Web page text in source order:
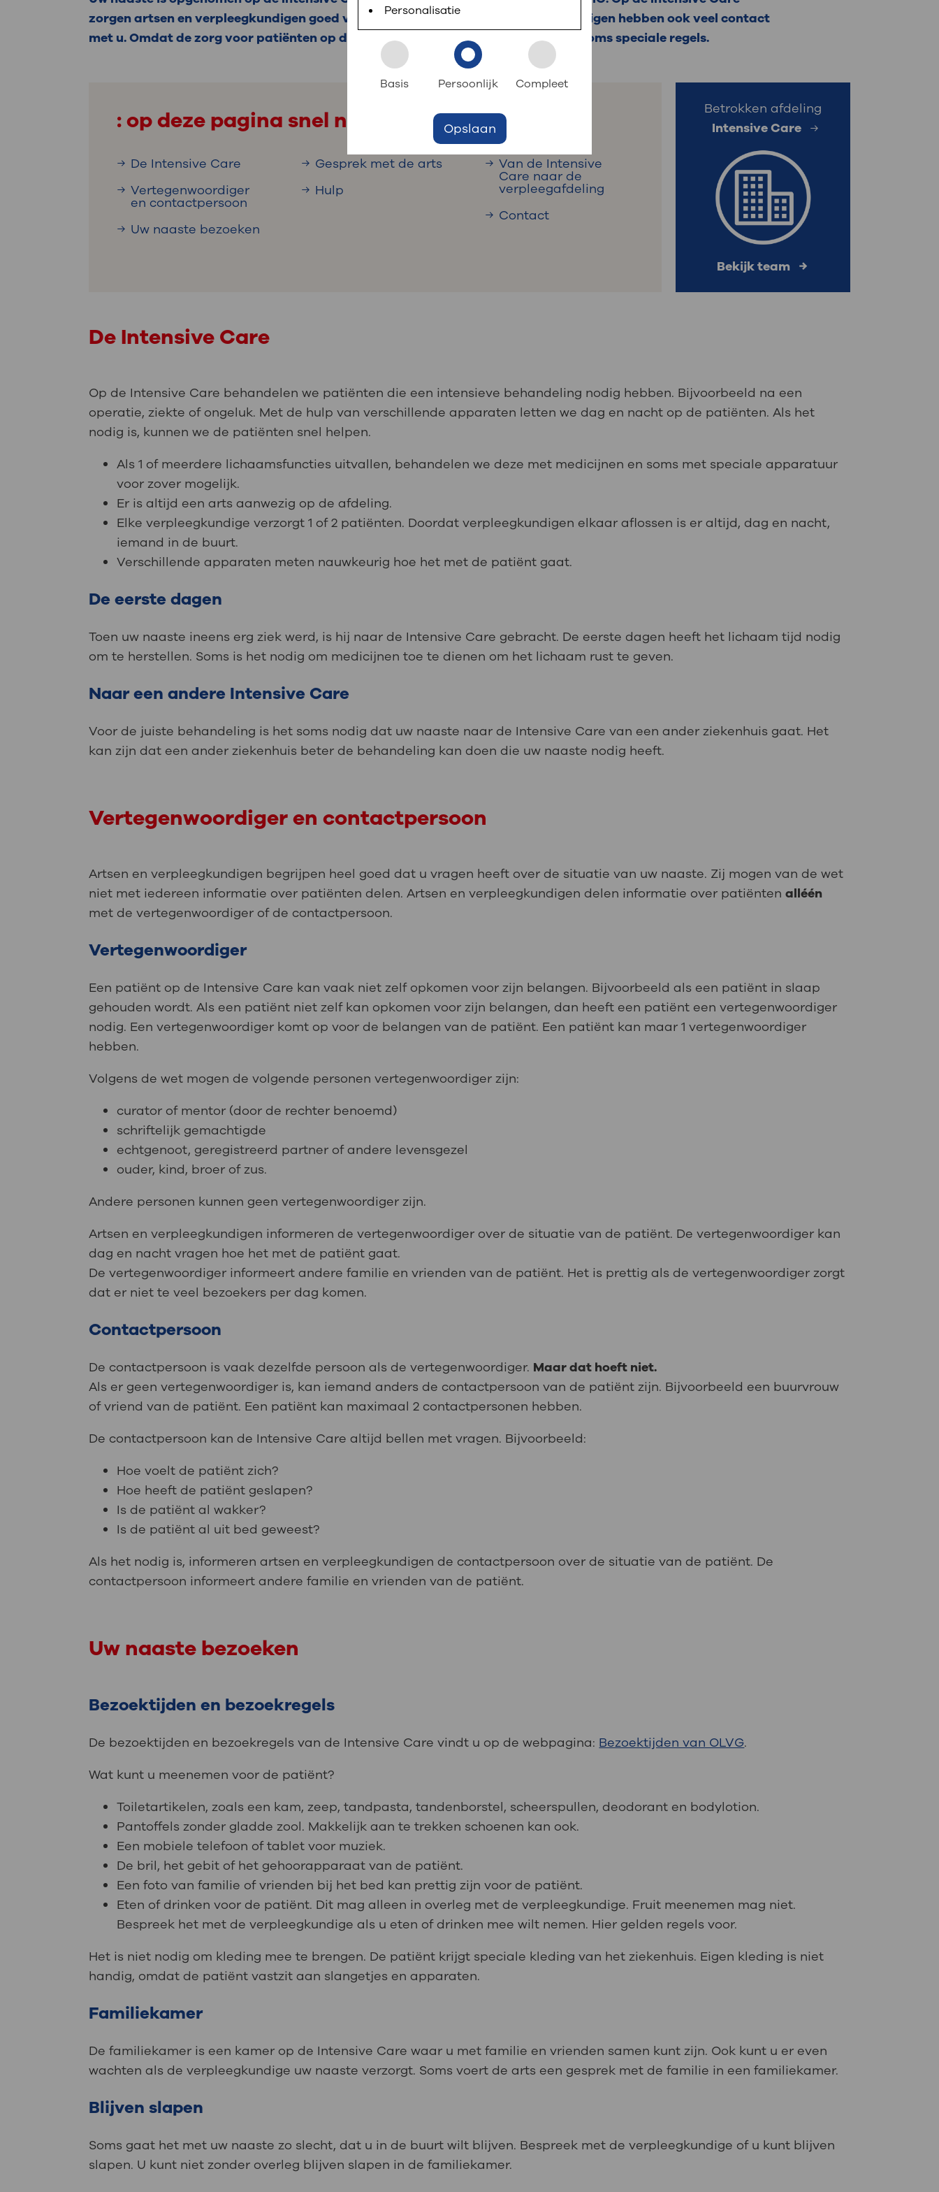
Uw bezoek aan OLVG
Uw verblijf in OLVG
Werken bij OLVG
: naar uw dossier
steeds verder uit, zodat u zelf meer digitaal kunt regelen. Met MijnOLVG kunnen
we u sneller helpen.
zorgen artsen en verpleegkundigen goed voor uw naaste. Artsen en verpleegkundigen hebben ook veel contact
met u. Omdat de zorg voor patiënten op de Intensive Care intensief is, gelden er soms speciale regels.
: op deze pagina snel naar
De Intensive Care
Vertegenwoordiger
en contactpersoon
Uw naaste bezoeken
Gesprek met de arts
Hulp
Van de Intensive
Care naar de
verpleegafdeling
Contact
Betrokken afdeling
Intensive Care
Bekijk team
De Intensive Care
Op de Intensive Care behandelen we patiënten die een intensieve behandeling nodig hebben. Bijvoorbeeld na een
operatie, ziekte of ongeluk. Met de hulp van verschillende apparaten letten we dag en nacht op de patiënten. Als het
nodig is, kunnen we de patiënten snel helpen.
Als 1 of meerdere lichaamsfuncties uitvallen, behandelen we deze met medicijnen en soms met speciale apparatuur
voor zover mogelijk.
Er is altijd een arts aanwezig op de afdeling.
Elke verpleegkundige verzorgt 1 of 2 patiënten. Doordat verpleegkundigen elkaar aflossen is er altijd, dag en nacht,
iemand in de buurt.
Verschillende apparaten meten nauwkeurig hoe het met de patiënt gaat.
De eerste dagen
Toen uw naaste ineens erg ziek werd, is hij naar de Intensive Care gebracht. De eerste dagen heeft het lichaam tijd nodig
om te herstellen. Soms is het nodig om medicijnen toe te dienen om het lichaam rust te geven.
Naar een andere Intensive Care
Voor de juiste behandeling is het soms nodig dat uw naaste naar de Intensive Care van een ander ziekenhuis gaat. Het
kan zijn dat een ander ziekenhuis beter de behandeling kan doen die uw naaste nodig heeft.
Vertegenwoordiger en contactpersoon
Artsen en verpleegkundigen begrijpen heel goed dat u vragen heeft over de situatie van uw naaste. Zij mogen van de wet
niet met iedereen informatie over patiënten delen. Artsen en verpleegkundigen delen informatie over patiëntenalléén
met de vertegenwoordiger of de contactpersoon.
Vertegenwoordiger
Een patiënt op de Intensive Care kan vaak niet zelf opkomen voor zijn belangen. Bijvoorbeeld als een patiënt in slaap
gehouden wordt. Als een patiënt niet zelf kan opkomen voor zijn belangen, dan heeft een patiënt een vertegenwoordiger
nodig. Een vertegenwoordiger komt op voor de belangen van de patiënt. Een patiënt kan maar 1 vertegenwoordiger
hebben.
Volgens de wet mogen de volgende personen vertegenwoordiger zijn:
curator of mentor (door de rechter benoemd)
schriftelijk gemachtigde
echtgenoot, geregistreerd partner of andere levensgezel
ouder, kind, broer of zus.
Andere personen kunnen geen vertegenwoordiger zijn.
Artsen en verpleegkundigen informeren de vertegenwoordiger over de situatie van de patiënt. De vertegenwoordiger kan
dag en nacht vragen hoe het met de patiënt gaat.
De vertegenwoordiger informeert andere familie en vrienden van de patiënt. Het is prettig als de vertegenwoordiger zorgt
dat er niet te veel bezoekers per dag komen.
Contactpersoon
De contactpersoon is vaak dezelfde persoon als de vertegenwoordiger. Maar dat hoeft niet.
Als er geen vertegenwoordiger is, kan iemand anders de contactpersoon van de patiënt zijn. Bijvoorbeeld een buurvrouw
of vriend van de patiënt. Een patiënt kan maximaal 2 contactpersonen hebben.
De contactpersoon kan de Intensive Care altijd bellen met vragen. Bijvoorbeeld:
Hoe voelt de patiënt zich?
Hoe heeft de patiënt geslapen?
Is de patiënt al wakker?
Is de patiënt al uit bed geweest?
Als het nodig is, informeren artsen en verpleegkundigen de contactpersoon over de situatie van de patiënt. De
contactpersoon informeert andere familie en vrienden van de patiënt.
Uw naaste bezoeken
Bezoektijden en bezoekregels
De bezoektijden en bezoekregels van de Intensive Care vindt u op de webpagina: Bezoektijden van OLVG.
Wat kunt u meenemen voor de patiënt?
Toiletartikelen, zoals een kam, zeep, tandpasta, tandenborstel, scheerspullen, deodorant en bodylotion.
Pantoffels zonder gladde zool. Makkelijk aan te trekken schoenen kan ook.
Een mobiele telefoon of tablet voor muziek.
De bril, het gebit of het gehoorapparaat van de patiënt.
Een foto van familie of vrienden bij het bed kan prettig zijn voor de patiënt.
Eten of drinken voor de patiënt. Dit mag alleen in overleg met de verpleegkundige. Fruit meenemen mag niet.
Bespreek het met de verpleegkundige als u eten of drinken mee wilt nemen. Hier gelden regels voor.
Het is niet nodig om kleding mee te brengen. De patiënt krijgt speciale kleding van het ziekenhuis. Eigen kleding is niet
handig, omdat de patiënt vastzit aan slangetjes en apparaten.
Familiekamer
De familiekamer is een kamer op de Intensive Care waar u met familie en vrienden samen kunt zijn. Ook kunt u er even
wachten als de verpleegkundige uw naaste verzorgt. Soms voert de arts een gesprek met de familie in een familiekamer.
Blijven slapen
Soms gaat het met uw naaste zo slecht, dat u in de buurt wilt blijven. Bespreek met de verpleegkundige of u kunt blijven
slapen. U kunt niet zonder overleg blijven slapen in de familiekamer.
Personalisatie
Basis Persoonlijk Compleet
Opslaan